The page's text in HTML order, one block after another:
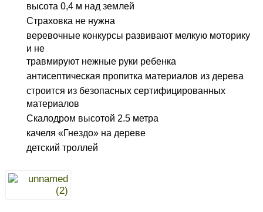
высота 0,4 м над землей
Страховка не нужна
веревочные конкурсы развивают мелкую моторику
и не
травмируют нежные руки ребенка
антисептическая пропитка материалов из дерева
строится из безопасных сертифицированных
материалов
Скалодром высотой 2.5 метра
качеля «Гнездо» на дереве
детский троллей